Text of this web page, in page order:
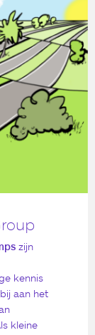
zijn
kennis
aan het
kleine